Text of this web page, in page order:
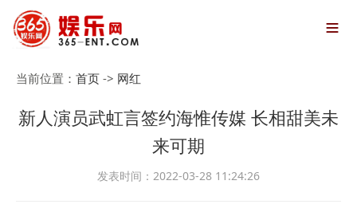

当前位置： 首页 -> 网红
新人演员武虹言签约海惟传媒 长相甜美未
来可期
发表时间：2022-03-28 11:24:26